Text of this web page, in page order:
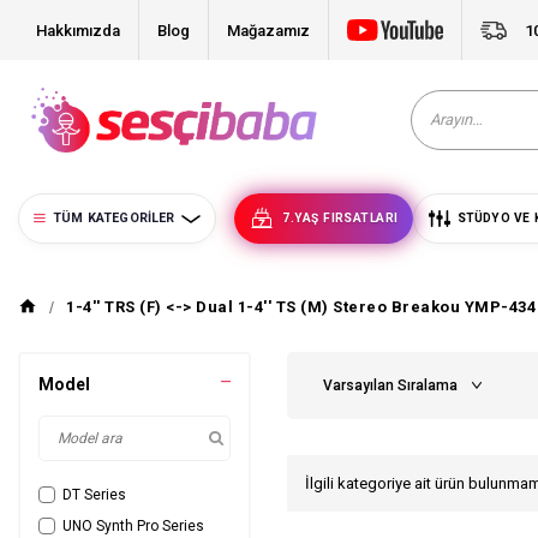
Hakkımızda Blog Mağazamız
TÜM KATEGORILER 7.YAŞ FIRSATLARI STÜDYO VE
1-4'' TRS (F) <-> Dual 1-4'' TS (M) Stereo Breakou YMP-434
Model
DT Series
UNO Synth Pro Series
İlgili kategoriye ait ürün